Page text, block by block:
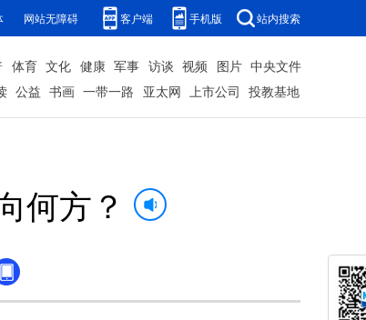
网站无障碍 客户端 手机版 站内搜索
体育 文化 健康 军事 访谈 视频 图片 中央文件
公益 书画 一带一路 亚太网 上市公司 投教基地
何方？